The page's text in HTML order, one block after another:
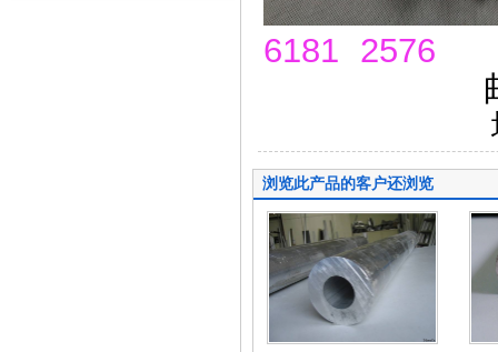
6181 2576
地址：无
浏览此产品的客户还浏览